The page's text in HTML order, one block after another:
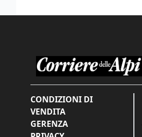
CONDIZIONI DI
VENDITA
GERENZA